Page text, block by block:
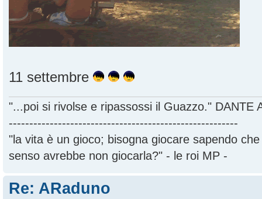
11 settembre
"...poi si rivolse e ripassossi il Guazzo." DANTE
--------------------------------------------------------
"la vita è un gioco; bisogna giocare sapendo
senso avrebbe non giocarla?" - le roi MP -
Re: ARaduno